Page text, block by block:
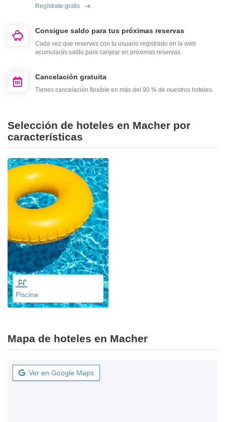
Regístrate gratis
Consigue saldo para tus próximas reservas
Cada vez que reserves con tu usuario registrado en la web
acumularás saldo para canjear en próximas reservas.
Cancelación gratuita
Tienes cancelación flexible en más del 90 % de nuestros hoteles.
Selección de hoteles en Macher por
características
Piscina
Mapa de hoteles en Macher
Ver en Google Maps